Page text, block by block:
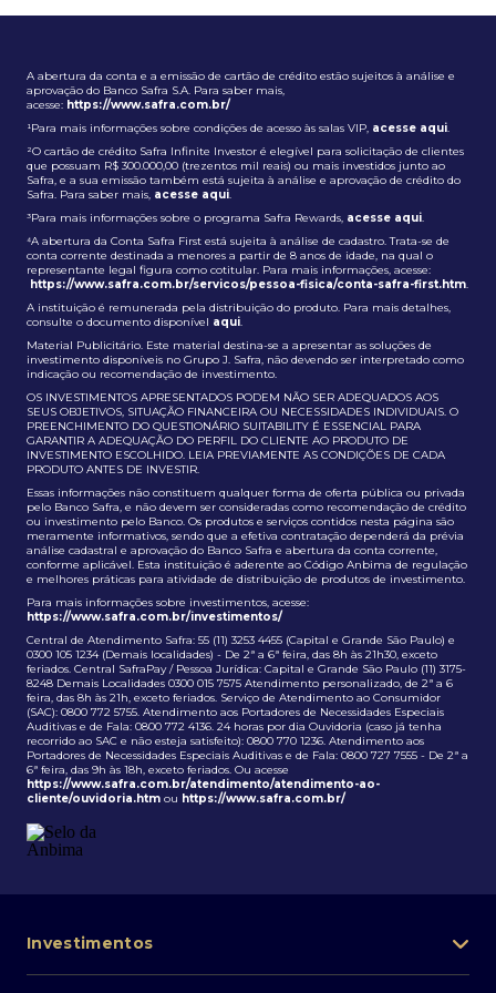
A abertura da conta e a emissão de cartão de crédito estão sujeitos à análise e
aprovação do Banco Safra S.A. Para saber mais,
acesse: https://www.safra.com.br/
¹Para mais informações sobre condições de acesso às salas VIP, acesse aqui.
²O cartão de crédito Safra Infinite Investor é elegível para solicitação de clientes
que possuam R$ 300.000,00 (trezentos mil reais) ou mais investidos junto ao
Safra, e a sua emissão também está sujeita à análise e aprovação de crédito do
Safra. Para saber mais, acesse aqui.
³Para mais informações sobre o programa Safra Rewards, acesse aqui.
⁴A abertura da Conta Safra First está sujeita à análise de cadastro. Trata-se de
conta corrente destinada a menores a partir de 8 anos de idade, na qual o
representante legal figura como cotitular. Para mais informações, acesse:
https://www.safra.com.br/servicos/pessoa-fisica/conta-safra-first.htm.
A instituição é remunerada pela distribuição do produto. Para mais detalhes,
consulte o documento disponível aqui.
Material Publicitário. Este material destina-se a apresentar as soluções de
investimento disponíveis no Grupo J. Safra, não devendo ser interpretado como
indicação ou recomendação de investimento.
OS INVESTIMENTOS APRESENTADOS PODEM NÃO SER ADEQUADOS AOS
SEUS OBJETIVOS, SITUAÇÃO FINANCEIRA OU NECESSIDADES INDIVIDUAIS. O
PREENCHIMENTO DO QUESTIONÁRIO SUITABILITY É ESSENCIAL PARA
GARANTIR A ADEQUAÇÃO DO PERFIL DO CLIENTE AO PRODUTO DE
INVESTIMENTO ESCOLHIDO. LEIA PREVIAMENTE AS CONDIÇÕES DE CADA
PRODUTO ANTES DE INVESTIR.
Essas informações não constituem qualquer forma de oferta pública ou privada
pelo Banco Safra, e não devem ser consideradas como recomendação de crédito
ou investimento pelo Banco. Os produtos e serviços contidos nesta página são
meramente informativos, sendo que a efetiva contratação dependerá da prévia
análise cadastral e aprovação do Banco Safra e abertura da conta corrente,
conforme aplicável. Esta instituição é aderente ao Código Anbima de regulação
e melhores práticas para atividade de distribuição de produtos de investimento.
Para mais informações sobre investimentos, acesse:
https://www.safra.com.br/investimentos/
Central de Atendimento Safra: 55 (11) 3253 4455 (Capital e Grande São Paulo) e
0300 105 1234 (Demais localidades) - De 2ª a 6ª feira, das 8h às 21h30, exceto
feriados. Central SafraPay / Pessoa Jurídica: Capital e Grande São Paulo (11) 3175-
8248 Demais Localidades 0300 015 7575 Atendimento personalizado, de 2ª a 6
feira, das 8h às 21h, exceto feriados. Serviço de Atendimento ao Consumidor
(SAC): 0800 772 5755. Atendimento aos Portadores de Necessidades Especiais
Auditivas e de Fala: 0800 772 4136. 24 horas por dia Ouvidoria (caso já tenha
recorrido ao SAC e não esteja satisfeito): 0800 770 1236. Atendimento aos
Portadores de Necessidades Especiais Auditivas e de Fala: 0800 727 7555 - De 2ª a
6ª feira, das 9h às 18h, exceto feriados. Ou acesse
https://www.safra.com.br/atendimento/atendimento-ao-
cliente/ouvidoria.htm ou https://www.safra.com.br/
Investimentos